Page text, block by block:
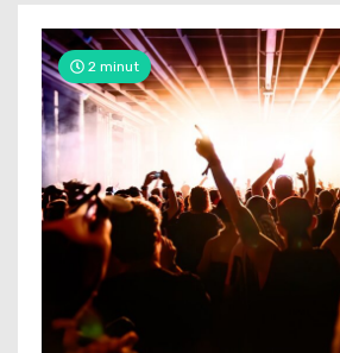
2 minut